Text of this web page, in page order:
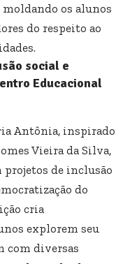
os alunos
do respeito ao
social e
Educacional
Antônia, inspirado
Vieira da Silva,
de inclusão
do
cria
explorem seu
com diversas